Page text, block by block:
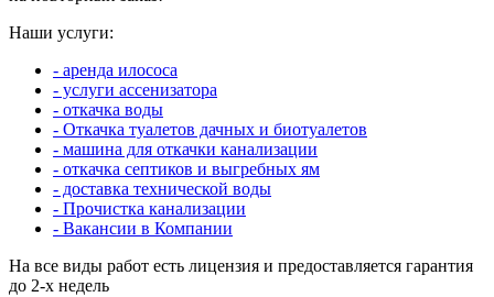
Наши услуги:
- аренда илососа
- услуги ассенизатора
- откачка воды
- Откачка туалетов дачных и биотуалетов
- машина для откачки канализации
- откачка септиков и выгребных ям
- доставка технической воды
- Прочистка канализации
- Вакансии в Компании
На все виды работ есть лицензия и предоставляется гарантия
до 2-х недель